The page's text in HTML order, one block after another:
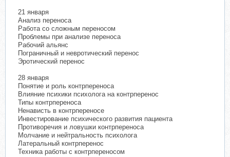
21 января
Анализ переноса
Работа со сложным переносом
Проблемы при анализе переноса
Рабочий альянс
Пограничный и невротический перенос
Эротический перенос
28 января
Понятие и роль контрпереноса
Влияние психики психолога на контрперенос
Типы контрпереноса
Ненависть в контрпереносе
Инвестирование психического развития пациента
Противоречия и ловушки контрпереноса
Молчание и нейтральность психолога
Латеральный контрперенос
Техника работы с контрпереносом